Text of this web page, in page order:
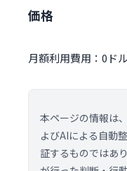
価格
月額利用費用：0ド
本ページの情報は
よびAIによる自動
証するものではあ